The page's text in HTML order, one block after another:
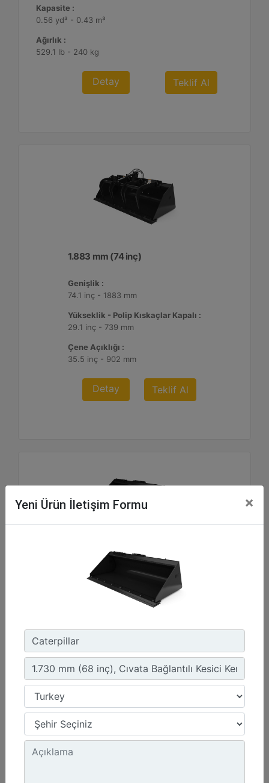
Kapasite :
0.56 yd³ - 0.43 m³
Ağırlık :
529.1 lb - 240 kg
Detay Teklif Al
1.883 mm (74 inç)
Genişlik :
74.1 inç - 1883 mm
Yükseklik - Polip Kıskaçlar Kapalı :
29.1 inç - 739 mm
Çene Açıklığı :
35.5 inç - 902 mm
Detay Teklif Al
1.576 mm (62 inç), Cıvata Bağlantılı Kesici Kenar
Ağırlık :
440.9 lb - 200 kg
Yeni Ürün İletişim Formu ×